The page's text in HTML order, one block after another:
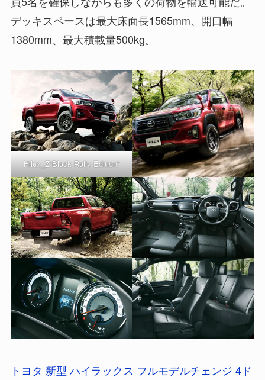
デッキスペースは最大床面長1565mm、開口幅
1380mm、最大積載量500kg。
Hilux_Z“Black Rally Edition”
トヨタ 新型 ハイラックス フルモデルチェンジ 4ド